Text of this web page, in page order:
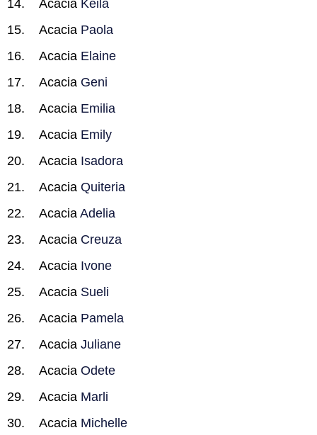
Acacia Keila
Acacia Paola
Acacia Elaine
Acacia Geni
Acacia Emilia
Acacia Emily
Acacia Isadora
Acacia Quiteria
Acacia Adelia
Acacia Creuza
Acacia Ivone
Acacia Sueli
Acacia Pamela
Acacia Juliane
Acacia Odete
Acacia Marli
Acacia Michelle